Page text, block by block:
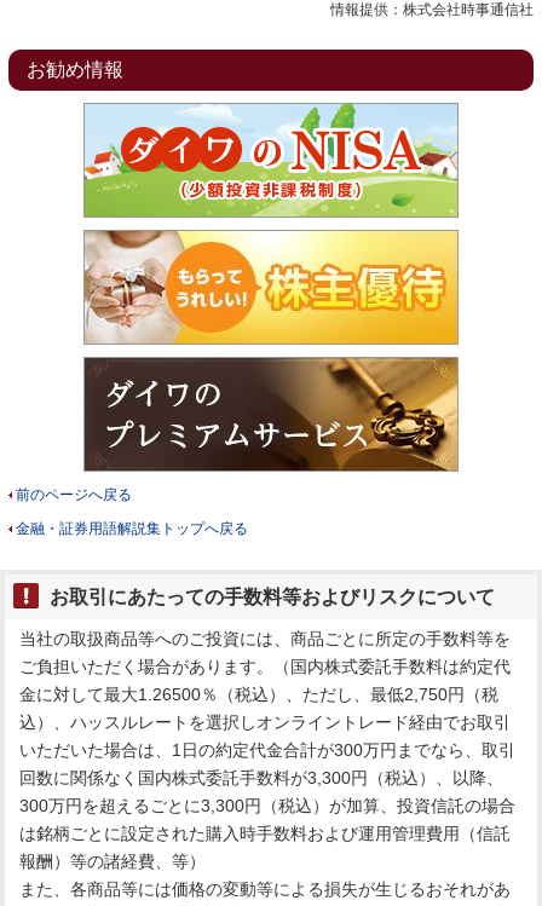
情報提供：株式会社時事通信社
お勧め情報
前のページへ戻る
金融・証券用語解説集トップへ戻る
お取引にあたっての手数料等およびリスクについて
当社の取扱商品等へのご投資には、商品ごとに所定の手数料等を
ご負担いただく場合があります。（国内株式委託手数料は約定代
金に対して最大1.26500％（税込）、ただし、最低2,750円（税
込）、ハッスルレートを選択しオンライントレード経由でお取引
いただいた場合は、1日の約定代金合計が300万円までなら、取引
回数に関係なく国内株式委託手数料が3,300円（税込）、以降、
300万円を超えるごとに3,300円（税込）が加算、投資信託の場合
は銘柄ごとに設定された購入時手数料および運用管理費用（信託
報酬）等の諸経費、等）
また、各商品等には価格の変動等による損失が生じるおそれがあ